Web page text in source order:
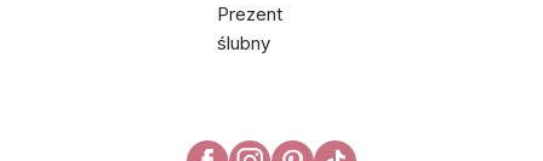
Prezent
ślubny